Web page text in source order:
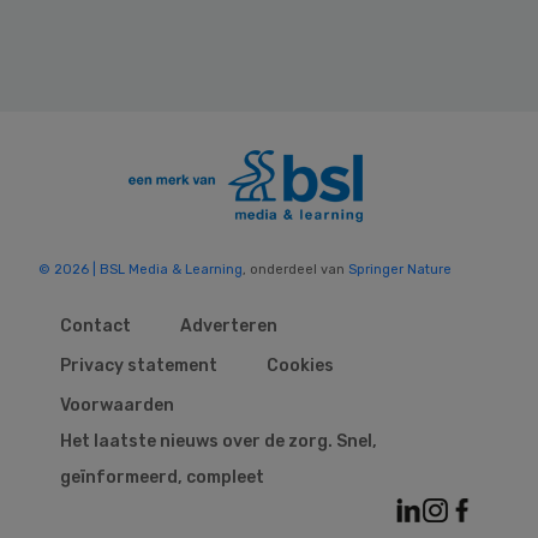
© 2026 | BSL Media & Learning , onderdeel van Springer Nature
Contact
Adverteren
Privacy statement
Cookies
Voorwaarden
Het laatste nieuws over de zorg. Snel,
geïnformeerd, compleet